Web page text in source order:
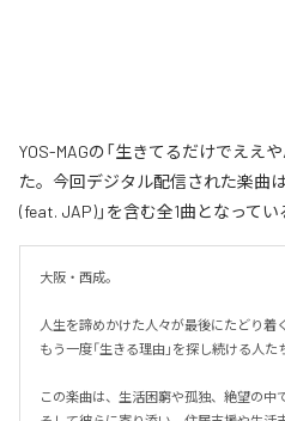
YOS-MAGの「生きてるだけでええ
た。今回デジタル配信された楽曲
(feat. JAP)」を含む全1曲となってい
大阪・西成。
人生を諦めかけた人々が最後にたどり着
もう一度「生きる理由」を探し続ける人た
この楽曲は、生活困窮や孤独、絶望の中